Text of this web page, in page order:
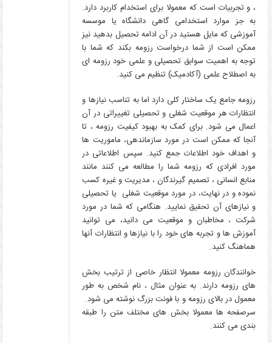
، و تجربیات است که معمولا برای استخدام کاربرد دارد.
به جز موارد استخدامی گاهی دانشگاه یا موسسه
آموزشی که مایل هستید در آن ادامه تحصیل بدهید نیز
ممکن است از شما درخواست رزومه بکند که شما با
توجه به اهمیت سوابق تحصیلی و علمی خود رزومه ای
به اصطلاح علمی (آکادمیک) تنظیم می کنید.
رزومه جامع یک ساختار کلی دارد اما به تناسب نیازها و
انتظارات هر موقعیت شغلی و تحصیلی تغییراتی در آن
اعمال می شود. برای کمک به بهبود کیفیت رزومه ، تا
آنجا که ممکن است در مورد سازماندهی، ماموریت ها
و اهداف خود اطلاعات جمع کنید. سپس اطلاعاتی در
مورد افرادی که رزومه شما را مطالعه می کنند مانند
منابع انسانی ، تصمیم گیرندگان ، مدیریت و غیره کسب
نموده و در نهایت، در مورد موقعیت شغلی یا تحصیلی
و نیازهای آن تحقیق نمایید. هنگامی که شما در مورد
شرکت ، مخاطبان و موقعیت می دانید، می توانید
آموزش ها و تجربه های خود را با نیازها و انتظارات آنها
هماهنگ کنید.
خوانندگان رزومه معمولا انتظار خاصی از ترتیب بخش
های رزومه دارند. به عنوان مثال ، نام شخص به طور
معمول در بالای رزومه و با فونت بزرگ نوشته می شود.
سرصفحه ها معمولا بخش های مختلف متن را طبقه
بندی می کنند.